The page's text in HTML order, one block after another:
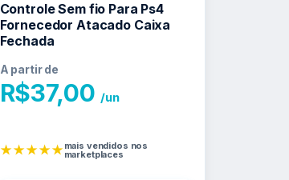
Controle Sem fio Para Ps4
Fornecedor Atacado Caixa
Fechada
A partir de
R$37,00 /un
★★★★★mais vendidos nos
marketplaces